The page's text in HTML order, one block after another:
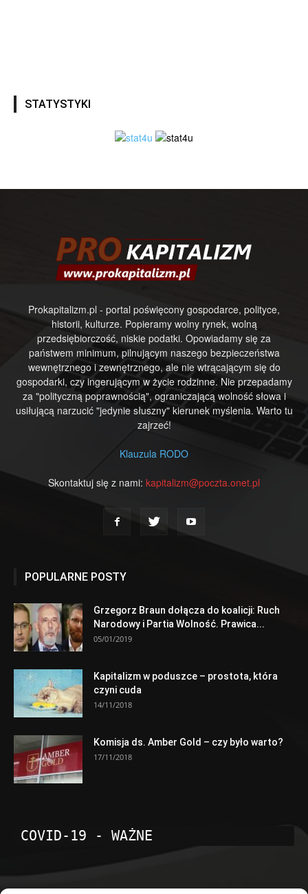
STATYSTYKI
Prokapitalizm.pl - portal poświęcony gospodarce, polityce,
historii, kulturze. Popieramy wolny rynek, wolną
przedsiębiorczość, niskie podatki. Opowiadamy się za
państwem minimum, pilnującym naszego bezpieczeństwa
wewnętrznego i zewnętrznego, ale nie wtrącającym się do
gospodarki, czy ingerującym w życie rodzinne. Nie przepadamy
za "polityczną poprawnością", ograniczającą wolność słowa i
usiłującą narzucić "jedynie słuszny" kierunek myślenia. Warto tu
zajrzeć!
Klauzula RODO
Skontaktuj się z nami: kapitalizm@poczta.onet.pl
POPULARNE POSTY
Grzegorz Braun dołącza do koalicji: Ruch
Narodowy i Partia Wolność. Prawica...
05/01/2019
Kapitalizm w poduszce – prostota, która
czyni cuda
14/11/2018
Komisja ds. Amber Gold – czy było warto?
17/11/2018
COVID-19 - WAŻNE